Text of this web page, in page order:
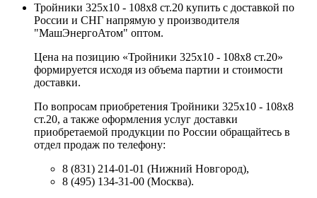
Тройники 325х10 - 108х8 ст.20 купить с доставкой по
России и СНГ напрямую у производителя
"МашЭнергоАтом" оптом.
Цена на позицию «Тройники 325х10 - 108х8 ст.20»
формируется исходя из объема партии и стоимости
доставки.
По вопросам приобретения Тройники 325х10 - 108х8
ст.20, а также оформления услуг доставки
приобретаемой продукции по России обращайтесь в
отдел продаж по телефону:
8 (831) 214-01-01 (Нижний Новгород),
8 (495) 134-31-00 (Москва).